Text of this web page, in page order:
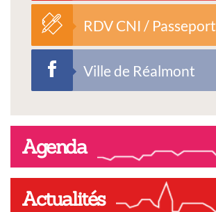
RDV CNI / Passeport
Ville de Réalmont
Agenda
Actualités